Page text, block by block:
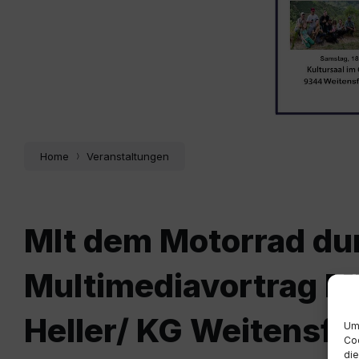
Home Veranstaltungen
MIt dem Motorrad
Multimediavortrag
Heller/ KG